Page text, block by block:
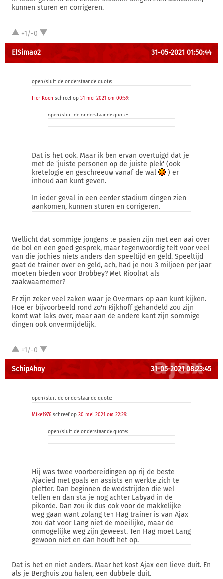
kunnen sturen en corrigeren.
+1/-0
ElSimao2 31-05-2021 01:50:44
open/sluit de onderstaande quote:
Fier Koen schreef op 31 mei 2021 om 00:59:
open/sluit de onderstaande quote:
Dat is het ook. Maar ik ben ervan overtuigd dat je
met de 'juiste personen op de juiste plek' (ook
kretelogie en geschreeuw vanaf de wal
) er
inhoud aan kunt geven.
In ieder geval in een eerder stadium dingen zien
aankomen, kunnen sturen en corrigeren.
Wellicht dat sommige jongens te paaien zijn met een aai over
de bol en een goed gesprek, maar tegenwoordig telt voor veel
van die jochies niets anders dan speeltijd en geld. Speeltijd
gaat de trainer over en geld, ach, had je nou 3 miljoen per jaar
moeten bieden voor Brobbey? Met Rioolrat als
zaakwaarnemer?
Er zijn zeker veel zaken waar je Overmars op aan kunt kijken.
Hoe er bijvoorbeeld rond zo'n Rijkhoff gehandeld zou zijn
komt wat laks over, maar aan de andere kant zijn sommige
dingen ook onvermijdelijk.
+1/-0
SchipAhoy 31-05-2021 08:23:45
open/sluit de onderstaande quote:
Mike1976 schreef op 30 mei 2021 om 22:29:
open/sluit de onderstaande quote:
Hij was twee voorbereidingen op rij de beste
Ajacied met goals en assists en werkte zich te
pletter. Dan beginnen de wedstrijden die wel
tellen en dan sta je nog achter Labyad in de
pikorde. Dan zou ik dus ook voor de makkelijke
weg gaan want zolang ten Hag trainer is van Ajax
zou dat voor Lang niet de moeilijke, maar de
onmogelijke weg zijn geweest. Ten Hag moet Lang
gewoon niet en dan houdt het op.
Dat is het en niet anders. Maar het kost Ajax een lieve duit. En
als je Berghuis zou halen, een dubbele duit.